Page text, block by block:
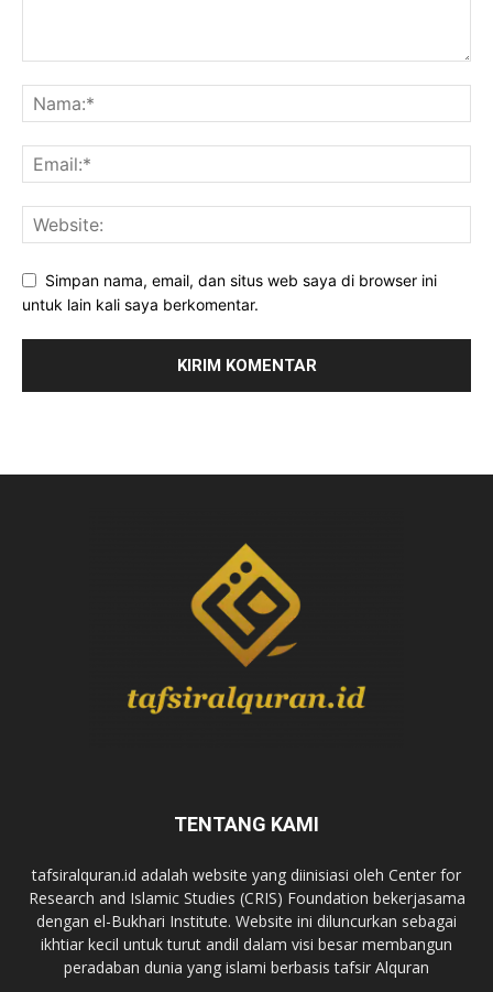
Simpan nama, email, dan situs web saya di browser ini
untuk lain kali saya berkomentar.
TENTANG KAMI
tafsiralquran.id adalah website yang diinisiasi oleh Center for
Research and Islamic Studies (CRIS) Foundation bekerjasama
dengan el-Bukhari Institute. Website ini diluncurkan sebagai
ikhtiar kecil untuk turut andil dalam visi besar membangun
peradaban dunia yang islami berbasis tafsir Alquran